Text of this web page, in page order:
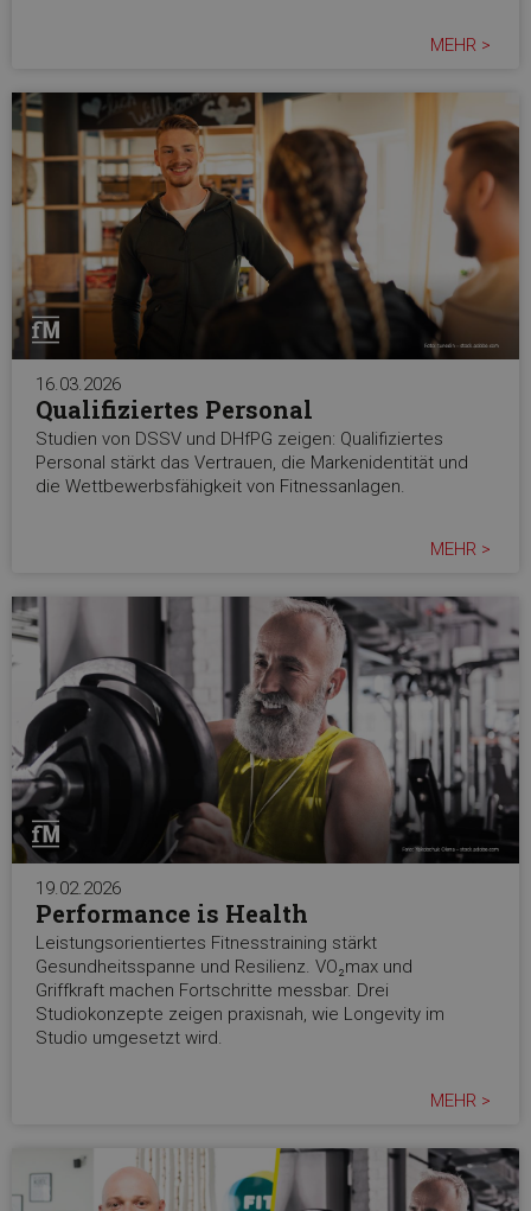
MEHR >
16.03.2026
Qualifiziertes Personal
Studien von DSSV und DHfPG zeigen: Qualifiziertes
Personal stärkt das Vertrauen, die Markenidentität und
die Wettbewerbsfähigkeit von Fitnessanlagen.
MEHR >
19.02.2026
Performance is Health
Leistungsorientiertes Fitnesstraining stärkt
Gesundheitsspanne und Resilienz. VO₂max und
Griffkraft machen Fortschritte messbar. Drei
Studiokonzepte zeigen praxisnah, wie Longevity im
Studio umgesetzt wird.
MEHR >